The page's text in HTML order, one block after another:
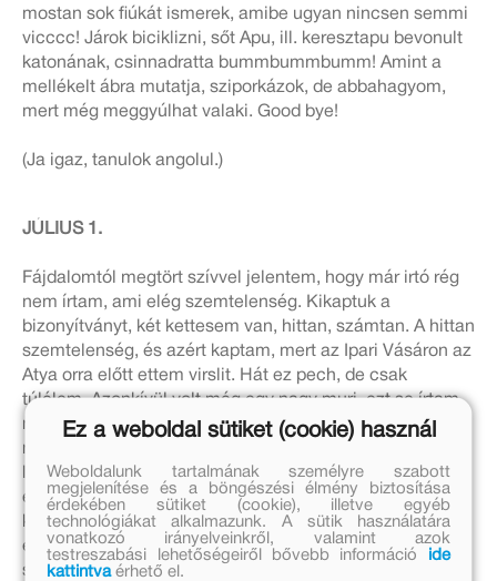
mostan sok fiúkát ismerek, amibe ugyan nincsen semmi
vicccc! Járok biciklizni, sőt Apu, ill. keresztapu bevonult
katonának, csinnadratta bummbummbumm! Amint a
mellékelt ábra mutatja, sziporkázok, de abbahagyom,
mert még meggyúlhat valaki. Good bye!
(Ja igaz, tanulok angolul.)
JÚLIUS 1.
Fájdalomtól megtört szívvel jelentem, hogy már irtó rég
nem írtam, ami elég szemtelenség. Kikaptuk a
bizonyítványt, két kettesem van, hittan, számtan. A hittan
szemtelenség, és azért kaptam, mert az Ipari Vásáron az
Atya orra előtt ettem virslit. Hát ez pech, de csak
túlélem. Azonkívül volt még egy nagy muri, ezt se írtam
még meg. Meg kellett hívnom 18 lányt az osztályból,
mert én is voltam náluk. Persze nagyon vegyes társaság
lett, ui. én vagyok az ütköző az osztályban, mert én
egyformán jóban vagyok a zsidó lányokkal és a
keresztényekkel is. Így persze nem lehetett fiúkat hívni,
és különben is rém sokan lettünk volna. Hát erre eljöttek
szépen a kislányok, átnyújtanak cinikus mosollyal egy-
Ez a weboldal sütiket (cookie) használ
Weboldalunk tartalmának személyre szabott
megjelenítése és a böngészési élmény biztosítása
érdekében sütiket (cookie), illetve egyéb
technológiákat alkalmazunk. A sütik használatára
vonatkozó irányelveinkről, valamint azok
testreszabási lehetőségeiről bővebb információ
ide
kattintvaérhető el.